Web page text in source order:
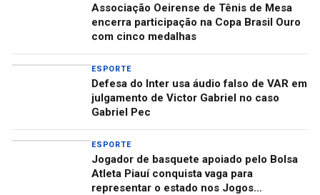
Associação Oeirense de Tênis de Mesa
encerra participação na Copa Brasil Ouro
com cinco medalhas
ESPORTE
Defesa do Inter usa áudio falso de VAR em
julgamento de Victor Gabriel no caso
Gabriel Pec
ESPORTE
Jogador de basquete apoiado pelo Bolsa
Atleta Piauí conquista vaga para
representar o estado nos Jogos